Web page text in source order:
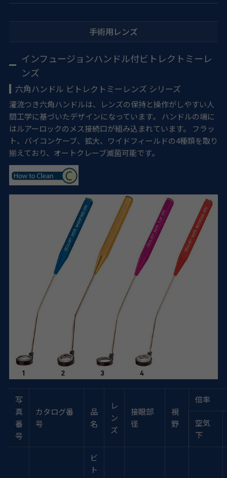
手術用レンズ
インフュージョンハンドル付ビトレクトミーレ
ンズ
六角ハンドル ビトレクトミーレンズ シリーズ
灌流つき六角ハンドルは、レンズの保持と操作がしやすい人
間工学に基づいたデザインになっています。 ハンドルの端に
はルアーロックのメス接続口が組み込まれています。 フラッ
ト、バイコンケーブ、拡大、ワイドフィールドの4種類を取り
揃えており、オートクレーブ滅菌可能です。
写
真
番
号
カタログ番
号
品
名
レ
ン
ズ
接眼部
径
視
野
倍率
空気
下
ビ
ト